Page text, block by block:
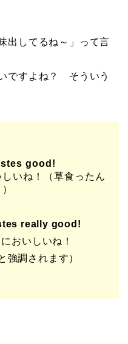
出してるね～」って言
ですよね？ そういう
good!
いね！（草食ったん
really good!
おいしいね！
強調されます）